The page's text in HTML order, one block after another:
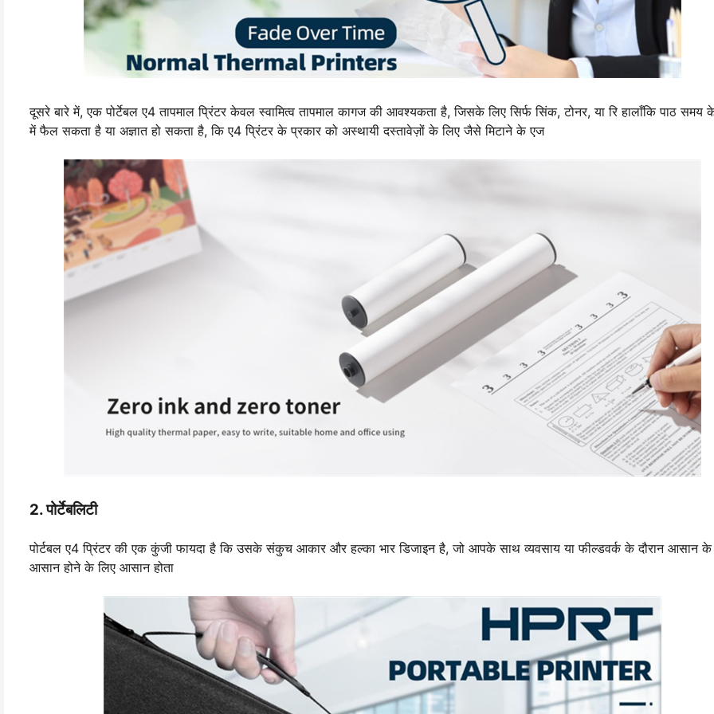
दूसरे बारे में, एक पोर्टेबल ए4 तापमाल प्रिंटर केवल स्वामित्व तापमाल कागज की आवश्यकता है, जिसके लिए सिर्फ सिंक, टोनर, या रि हालाँकि पाठ समय
में फैल सकता है या अज्ञात हो सकता है, कि ए4 प्रिंटर के प्रकार को अस्थायी दस्तावेज़ों के लिए जैसे मिटाने के एज
2. पोर्टेबलिटी
पोर्टबल ए4 प्रिंटर की एक कुंजी फायदा है कि उसके संकुच आकार और हल्का भार डिजाइन है, जो आपके साथ व्यवसाय या फील्डवर्क के दौरान आसान के
आसान होने के लिए आसान होता